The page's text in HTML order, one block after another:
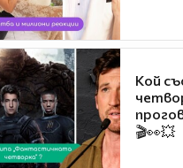
Кой
🎬👀💥